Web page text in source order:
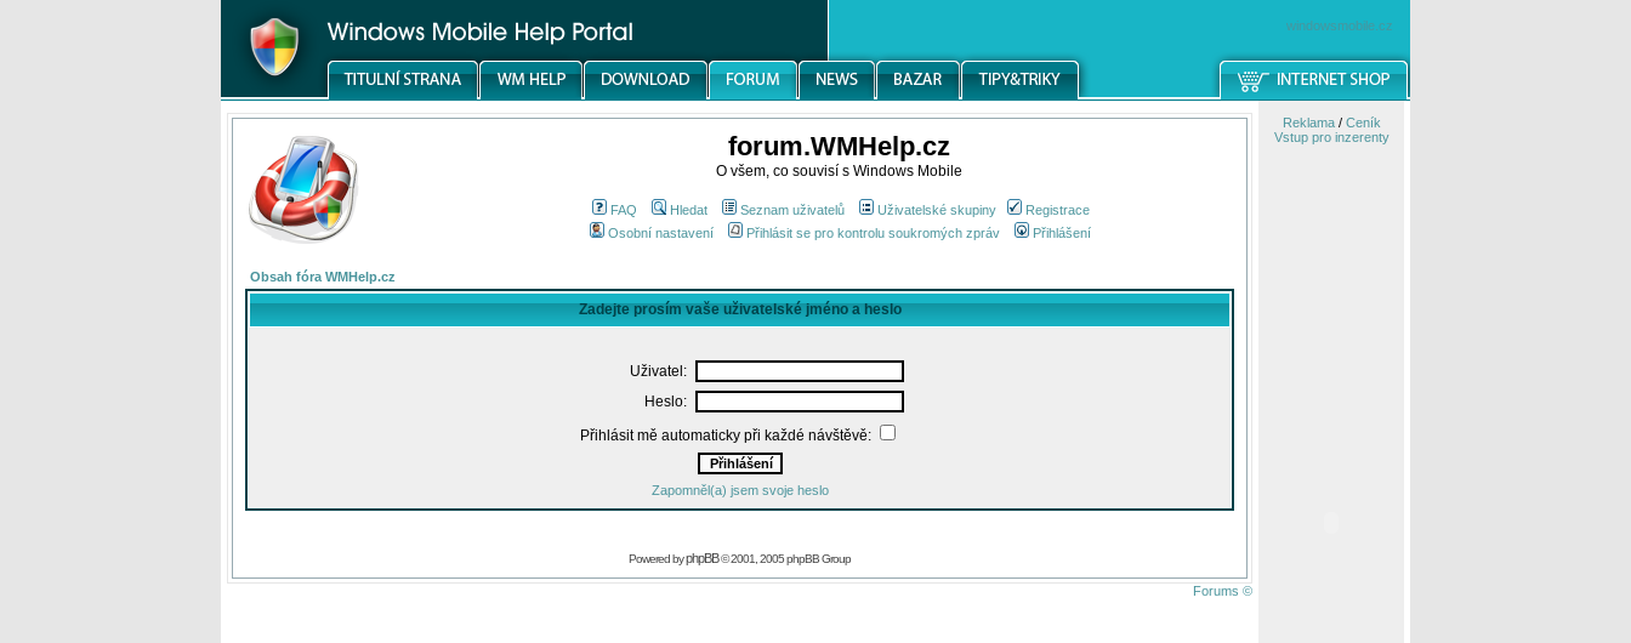
windowsmobile.cz
forum.WMHelp.cz
O všem, co souvisí s Windows Mobile
FAQ Hledat Seznam uživatelů Uživatelské skupiny
Registrace
Osobní nastavení
Přihlásit se pro kontrolu soukromých zpráv Přihlášení
Obsah fóra WMHelp.cz
Zadejte prosím vaše uživatelské jméno a heslo
Uživatel:
Heslo:
Přihlásit mě automaticky při každé návštěvě:
Zapomněl(a) jsem svoje heslo
Powered byphpBB© 2001, 2005 phpBB Group
Forums ©
Reklama/ Ceník
Vstup pro inzerenty